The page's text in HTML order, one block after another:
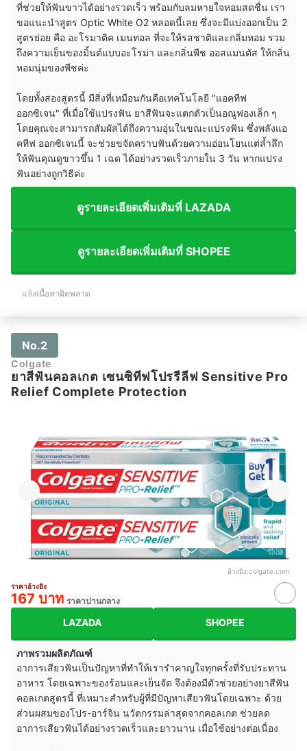
ที่ช่วยให้ฟันขาวได้อย่างรวดเร็ว พร้อมกับลมหายใจหอมสดชื่น เรา
ขอแนะนำสูตร Optic White O2 หลอดนี้เลย ซึ่งจะมีแบ่งออกเป็น 2
สูตรย่อย คือ อะโรมาติค เมนทอล ที่จะให้รสชาติและกลิ่มหอม รวม
ถึงความเย็นของมิ้นต์แบบอะโรม่า และกลิ่นพีช ออสแมนตัส ให้กลิ่น
หอมนุ่มของพีชค่ะ
โดยทั้งสองสูตรนี้ มีสิ่งที่เหมือนกันคือเทคโนโลยี "แอคทีฟ
ออกซิเจน" ที่เมื่อใช้แปรงฟัน ยาสีฟันจะแตกตัวเป็นอณูฟองเล็ก ๆ
โดยคุณจะสามารถสัมผัสได้ถึงความอุ่นในขณะแปรงฟัน ซึ่งพลังแอ
คทีฟ ออกซิเจนนี้ จะช่วยขจัดคราบฟันด้วยความอ่อนโยนแต่ล้ำลึก
ให้ฟันคุณดูขาวขึ้น 1 เฉด ได้อย่างรวดเร็วภายใน 3 วัน หากแปรง
ฟันอย่างถูกวิธีค่ะ
ดูรายละเอียดเพิ่มเติมที่ LAZADA
ดูรายละเอียดเพิ่มเติมที่ SHOPEE
แจ้งเนื้อหาผิดพลาด
No.2
Colgate
ยาสีฟันคอลเกต เซนซิทีฟโปรรีลีฟ Sensitive Pro
Relief Complete Protection
อ้างอิง:colgate.com
ราคาอ้างอิง
167 บาท ราคาปานกลาง
LAZADA SHOPEE
ภาพรวมผลิตภัณฑ์
อาการเสียวฟันเป็นปัญหาที่ทำให้เรารำคาญใจทุกครั้งที่รับประทาน
อาหาร โดยเฉพาะของร้อนและเย็นจัด จึงต้องมีตัวช่วยอย่างยาสีฟัน
คอลเกตสูตรนี้ ที่เหมาะสำหรับผู้ที่มีปัญหาเสียวฟันโดยเฉพาะ ด้วย
ส่วนผสมของโปร-อาร์จิน นวัตกรรมล่าสุดจากคอลเกต ช่วยลด
อาการเสียวฟันได้อย่างรวดเร็วและยาวนาน เมื่อใช้อย่างต่อเนื่อง